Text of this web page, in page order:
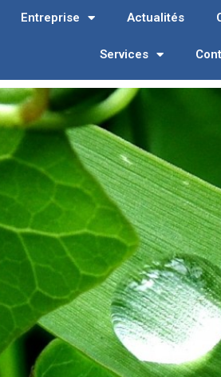
Entreprise Actualités
Services